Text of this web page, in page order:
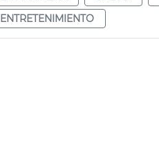
ENTRETENIMIENTO